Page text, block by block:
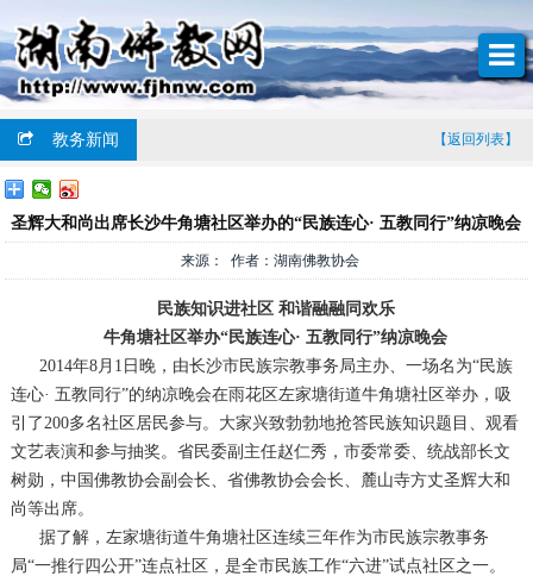
教务新闻 【返回列表】
圣辉大和尚出席长沙牛角塘社区举办的“民族连心· 五教同行”纳凉晚会
来源： 作者：湖南佛教协会
民族知识进社区 和谐融融同欢乐
牛角塘社区举办“民族连心· 五教同行”纳凉晚会
2014年8月1日晚，由长沙市民族宗教事务局主办、一场名为“民族
连心· 五教同行”的纳凉晚会在雨花区左家塘街道牛角塘社区举办，吸
引了200多名社区居民参与。大家兴致勃勃地抢答民族知识题目、观看
文艺表演和参与抽奖。省民委副主任赵仁秀，市委常委、统战部长文
树勋，中国佛教协会副会长、省佛教协会会长、麓山寺方丈圣辉大和
尚等出席。
据了解，左家塘街道牛角塘社区连续三年作为市民族宗教事务
局“一推行四公开”连点社区，是全市民族工作“六进”试点社区之一。